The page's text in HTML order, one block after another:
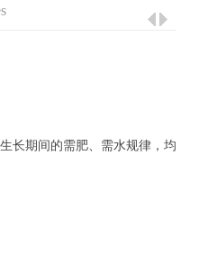
长期间的需肥、需水规律，均衡供...